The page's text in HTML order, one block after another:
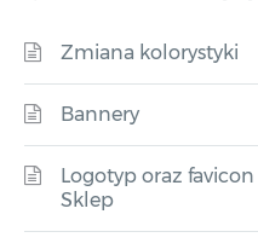
Zmiana kolorystyki
Bannery
Logotyp oraz
Sklep